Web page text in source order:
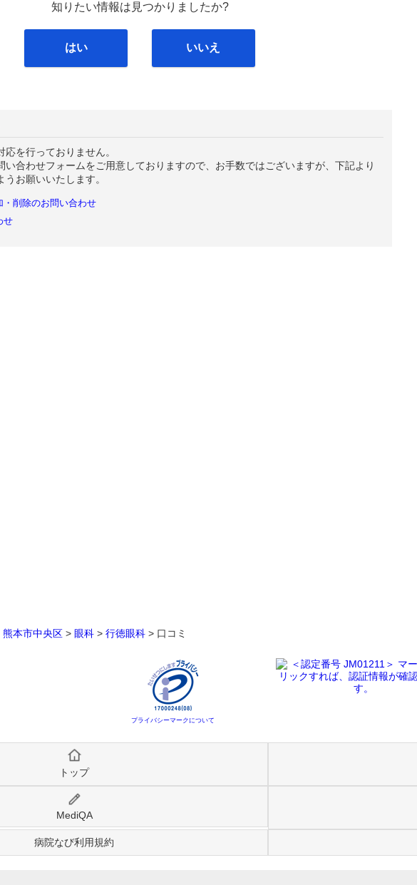
知りたい情報は見つかりましたか?
はい いいえ
を行っておりません。
い合わせフォームをご用意しておりますので、お手数ではございますが、下記より
お願いいたします。
削除のお問い合わせ
せ
熊本市中央区 > 眼科 > 行徳眼科 > 口コミ
プライバシーマークについて
トップ
MediQA
病院なび利用規約